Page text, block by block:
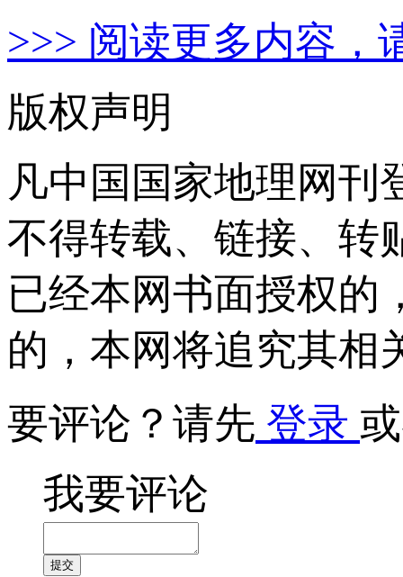
>>> 阅读更多内容，
版权声明
凡中国国家地理网刊
不得转载、链接、转
已经本网书面授权的
的，本网将追究其相
要评论？请先 登录
我要评论